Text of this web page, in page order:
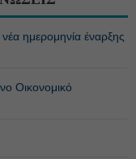
ημερομηνία έναρξης
Οικονομικό